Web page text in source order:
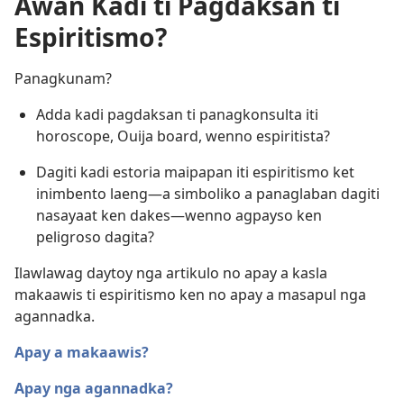
Espiritismo?
Panagkunam?
Adda kadi pagdaksan ti panagkonsulta iti
horoscope, Ouija board, wenno espiritista?
Dagiti kadi estoria maipapan iti espiritismo ket
inimbento laeng​—a simboliko a panaglaban dagiti
nasayaat ken dakes​—wenno agpayso ken
peligroso dagita?
Ilawlawag daytoy nga artikulo no apay a kasla
makaawis ti espiritismo ken no apay a masapul nga
agannadka.
Apay a makaawis?
Apay nga agannadka?